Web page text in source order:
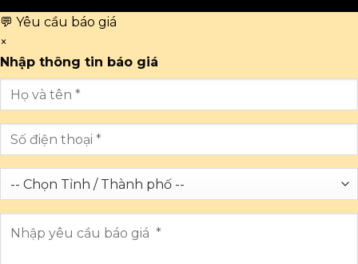
💬 Yêu cầu báo giá
×
Nhập thông tin báo giá